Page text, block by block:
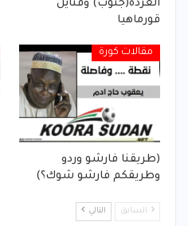
العردة(جنوب) وفنايل
قورماهيا
مقالات كورة
(طريقنا فارشو وردو
وطريقكم فارشو شوك؟)
السابق التالي